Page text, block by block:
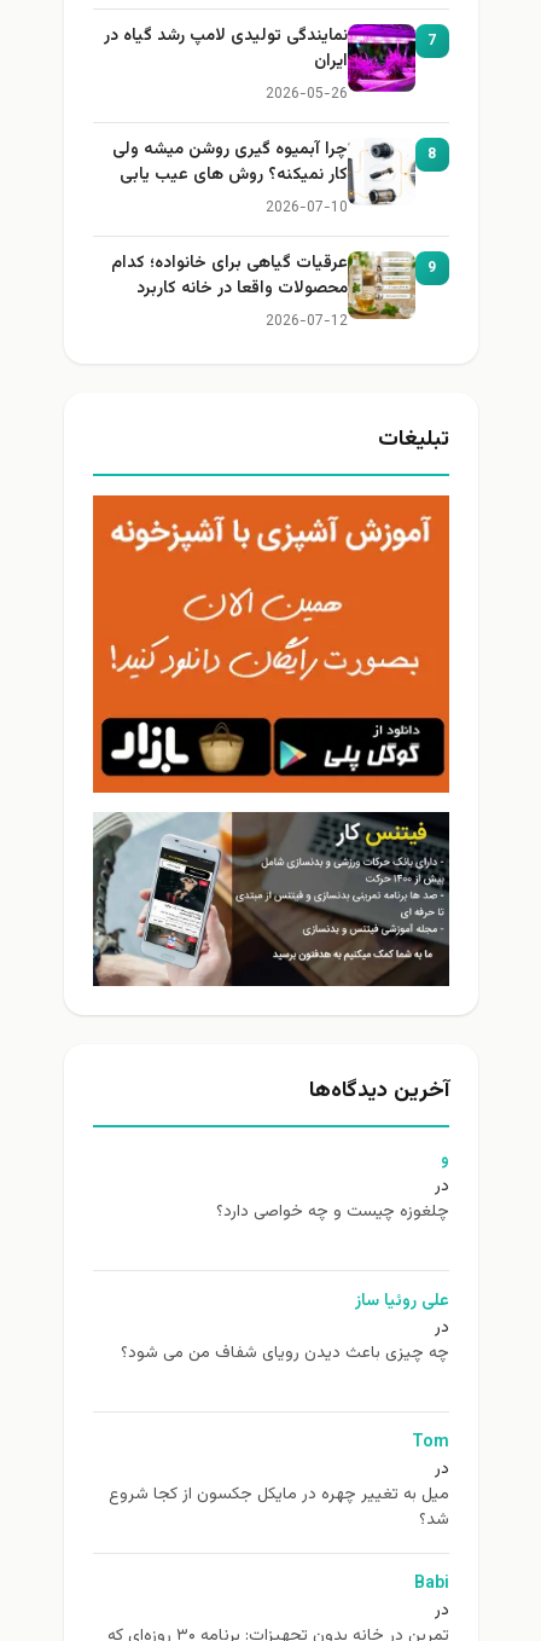
نمایندگی تولیدی لامپ رشد گیاه در
ایران
2026-05-26
چرا آبمیوه گیری روشن میشه ولی
کار نمیکنه؟ روش های عیب یابی
2026-07-10
عرقیات گیاهی برای خانواده؛ کدام
محصولات واقعا در خانه کاربرد
دارند؟
2026-07-12
دیدگاه‌ها
چیست و چه خواصی دارد؟
چیزی باعث دیدن رویای شفاف من می شود؟
به تغيير چهره در مایکل جکسون از كجا شروع